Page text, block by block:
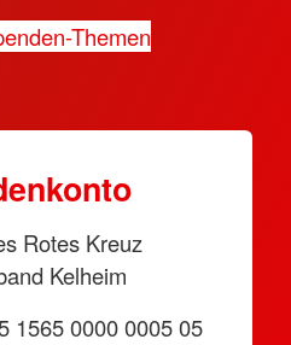
Themen
Rotes Kreuz
Kelheim
1565 0000 0005 05